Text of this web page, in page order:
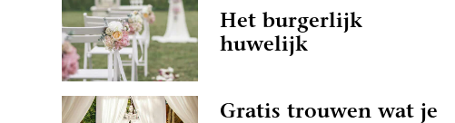
Het burgerlijk
huwelijk
Gratis trouwen wat je